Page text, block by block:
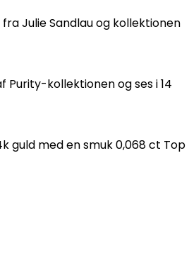
Julie Sandlau og kollektionen
kollektionen og ses i 14
guld med en smuk 0,068 ct Top